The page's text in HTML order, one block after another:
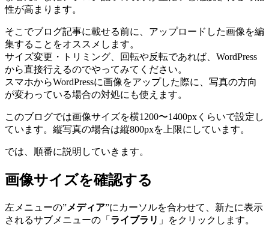
性が高まります。
そこでブログ記事に載せる前に、アップロードした画像を編
集することをオススメします。
サイズ変更・トリミング、回転や反転であれば、WordPress
から直接行えるのでやってみてください。
スマホからWordPressに画像をアップした際に、写真の方向
が変わっている場合の対処にも使えます。
このブログでは画像サイズを横1200〜1400pxくらいで設定し
ています。縦写真の場合は縦800pxを上限にしています。
では、順番に説明していきます。
画像サイズを確認する
左メニューの”メディア”にカーソルを合わせて、新たに表示
されるサブメニューの「 ライブラリ 」をクリックします。